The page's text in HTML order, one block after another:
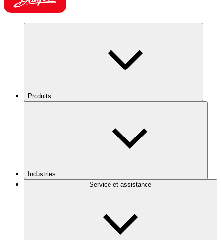
Produits
Industries
Service et assistance